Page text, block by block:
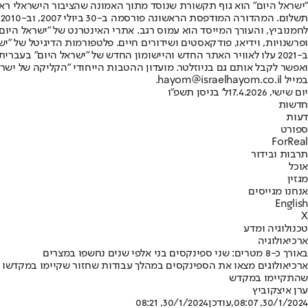
"ישראל היום" הוא גוף תקשורת שנוסד מתוך האמונה שהציבור הישראלי
ופרשנויות, וידיאו, פודקאסטים ושידורים חיים. פלטפורמות הדיגיטל של
ב-2021 עלו לאוויר האתר החדש והיישומון החדש של "ישראל
ואפשר לקבל אותם גם בניוזלטר. מועדון ההטבות הייחודי "הקליקה של
במייל hayom@israelhayom.co.il.
יום שישי, 17.4.2026
ל' בניסן תשפ"ו
חדשות
דעות
ספורט
ForReal
תרבות ובידור
אוכל
מגזין
אנחנו מגייסים
English
X
טכנולוגיה ומדע
ארכיאולוגיה
באורך כ-8 מטרים: שני ספינקסים בני אלפי שנים נחשפו במצרים
שהתקיימו במקדש
ערן איצקוביץ
30/1/2024, 08:07
,עודכן30/1/2024, 08:21